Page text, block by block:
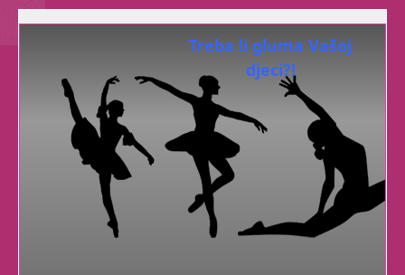
Treba li gluma Vašoj
djeci?!
Dramatuljci
razvijaju kod
Vaših malenih
samopouzdanje, maštovitost,
koncentraciju, suradnju, empatiju i
komunikativnost.